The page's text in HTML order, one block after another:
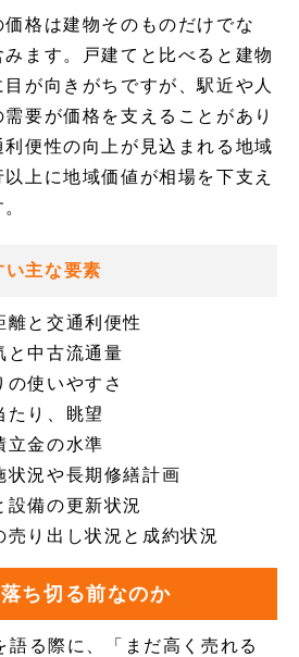
格は建物そのものだけでな
みます。戸建てと比べると建物
が向きがちですが、駅近や人
要が価格を支えることがあり
利便性の向上が見込まれる地域
上に地域価値が相場を下支え
い主な要素
離と交通利便性
と中古流通量
の使いやすさ
たり、眺望
立金の水準
状況や長期修繕計画
設備の更新状況
売り出し状況と成約状況
ち切る前なのか
語る際に、「まだ高く売れる